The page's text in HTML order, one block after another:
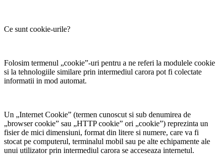
Ce sunt cookie-urile?
Folosim termenul „cookie”-uri pentru a ne referi la modulele cookie
si la tehnologiile similare prin intermediul carora pot fi colectate
informatii in mod automat.
Un „Internet Cookie” (termen cunoscut si sub denumirea de
„browser cookie” sau „HTTP cookie” ori „cookie”) reprezinta un
fisier de mici dimensiuni, format din litere si numere, care va fi
stocat pe computerul, terminalul mobil sau pe alte echipamente ale
unui utilizator prin intermediul carora se acceseaza internetul.